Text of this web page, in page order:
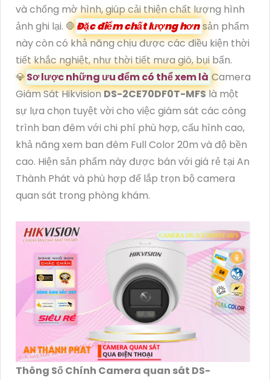
và chống mờ hình, giúp cải thiện chất lượng hình
ảnh ghi lại. 🛑 Đặc điểm chất lượng hơnsản phẩm
này còn có khả năng chịu được các điều kiện thời
tiết khắc nghiệt, như thời tiết mưa gió, bụi bẩn.
💎Sơ lược những ưu đểm có thể xem là Camera
Giám Sát HikvisionDS-2CE70DF0T-MFSlà một
sự lựa chọn tuyệt vời cho việc giám sát các công
trình ban đêm với chi phí phù hợp, cấu hình cao,
khả năng xem ban đêm Full Color 20m và độ bền
cao. Hiện sản phẩm này được bán với giá rẻ tại An
Thành Phát và phù hợp để lắp trọn bộ camera
quan sát trong phòng khám.
Thông Số Chính Camera quan sát DS-